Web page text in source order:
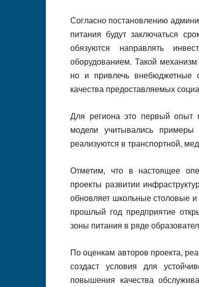
Согласно постановлению
питания будут заключаться
обязуются направлять
оборудованием. Такой
но и привлечь внебюджетные
качества предоставляемых
Для региона это первый опыт
модели учитывались
реализуются в транспортной,
Отметим, что в настоящее
проекты развитии
обновляет школьные столовые
прошлый год предприятие
зоны питания в ряде
По оценкам авторов проекта,
создаст условия для
повышения качества